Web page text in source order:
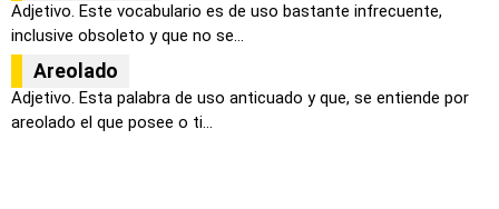
Adjetivo. Este vocabulario es de uso bastante infrecuente,
inclusive obsoleto y que no se...
Areolado
Adjetivo. Esta palabra de uso anticuado y que, se entiende por
areolado el que posee o ti...